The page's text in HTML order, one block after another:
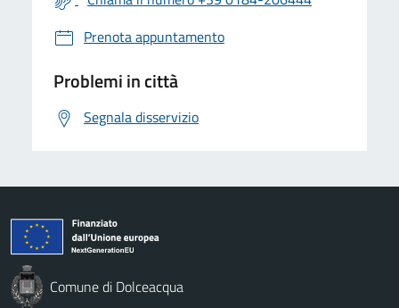
Prenota appuntamento
Problemi in città
Segnala disservizio
Comune di Dolceacqua